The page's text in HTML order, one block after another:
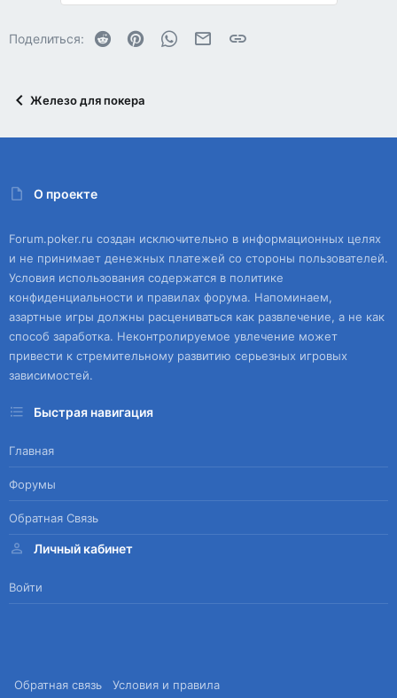
Поделиться: Reddit PinterestWhatsAppЭлектронная почта
Ссылка
Железо для покера
О проекте
Forum.poker.ru создан исключительно в информационных целях
и не принимает денежных платежей со стороны пользователей.
Условия использования содержатся в политике
конфиденциальности и правилах форума. Напоминаем,
азартные игры должны расцениваться как развлечение, а не как
способ заработка. Неконтролируемое увлечение может
привести к стремительному развитию серьезных игровых
зависимостей.
Быстрая навигация
Главная
Форумы
Обратная Связь
Личный кабинет
Войти
Обратная связь Условия и правила